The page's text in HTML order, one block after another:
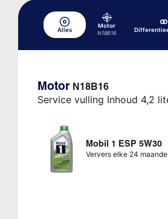
Alles
Motor
N18B16
Motor N18B16
Service vulling Inhoud 4,2
Mobil 1 ESP 5W30
Ververs elke 24